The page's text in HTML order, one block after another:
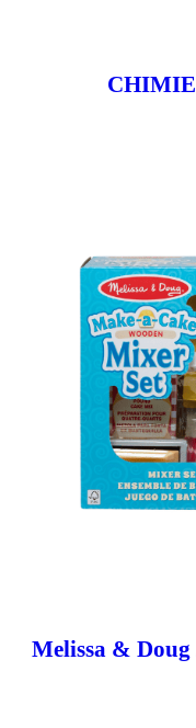
מעבדת כימיה 150 ניסויים ערכת CHIMIE
ערכת מיקסר לאפייה מליסה ודאג Melissa & Doug